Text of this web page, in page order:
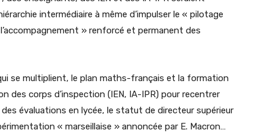
intermédiaire à même d’impulser le « pilotage
» renforcé et permanent des
se multiplient, le plan maths-français et la formation
des corps d’inspection (IEN, IA-IPR) pour recentrer
évaluations en lycée, le statut de directeur supérieur
« marseillaise » annoncée par E. Macron…